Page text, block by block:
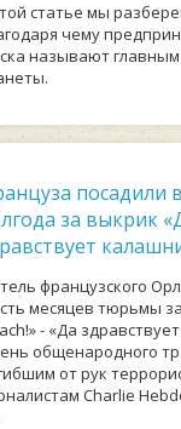
статье мы
чему
называют
посадили
за выкрик
французского
месяцев тюрьмы
- «Да
общенародного
от рук
Charlie